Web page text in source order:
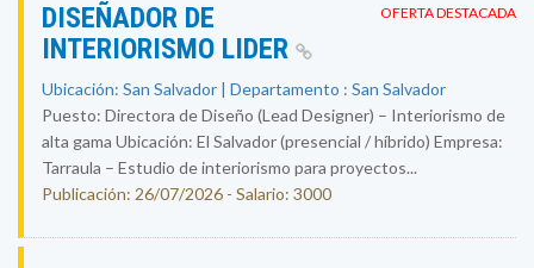
OFERTA DESTACADA
DISEÑADOR DE
INTERIORISMO LIDER
Ubicación: San Salvador | Departamento : San Salvador
Puesto: Directora de Diseño (Lead Designer) – Interiorismo de
alta gama Ubicación: El Salvador (presencial / híbrido) Empresa:
Tarraula – Estudio de interiorismo para proyectos...
Publicación: 26/07/2026 - Salario: 3000